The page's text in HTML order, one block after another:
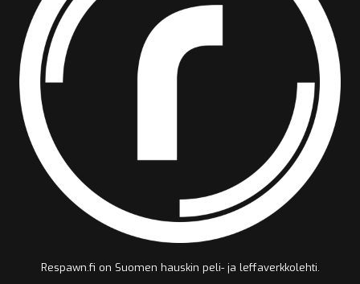
Respawn.fi on Suomen hauskin peli- ja leffaverkkolehti.